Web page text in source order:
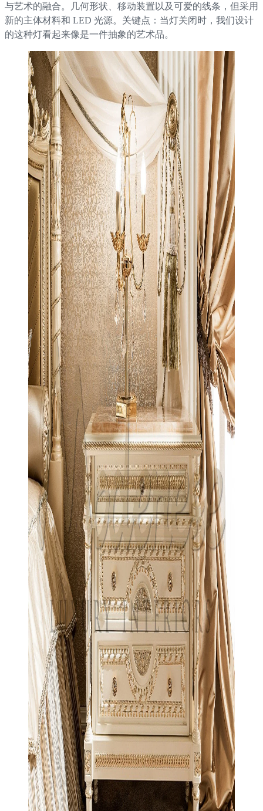
与艺术的融合。几何形状、移动装置以及可爱的线条，但采用
新的主体材料和 LED 光源。关键点：当灯关闭时，我们设计
的这种灯看起来像是一件抽象的艺术品。